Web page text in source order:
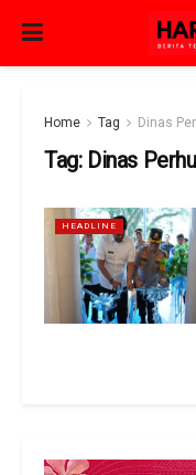
Home Tag Dinas
Tag: Dinas
HEADLINE